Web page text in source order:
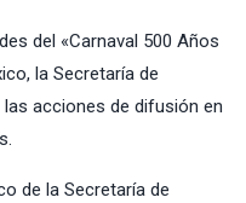
del «Carnaval 500 Años
la Secretaría de
acciones de difusión en
de la Secretaría de